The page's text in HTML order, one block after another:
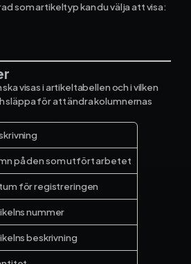
som artikeltyp kan du välja att visa:
visas i artikeltabellen och i vilken
släppa för att ändra kolumnernas
på den som utfört arbetet
för registreringen
nummer
beskrivning